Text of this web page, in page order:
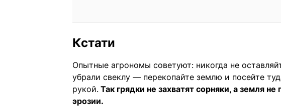
Кстати
Опытные агрономы советуют: никогда не
убрали свеклу — перекопайте землю и посейте
рукой. Так грядки не захватят сорняки, а земля
эрозии.